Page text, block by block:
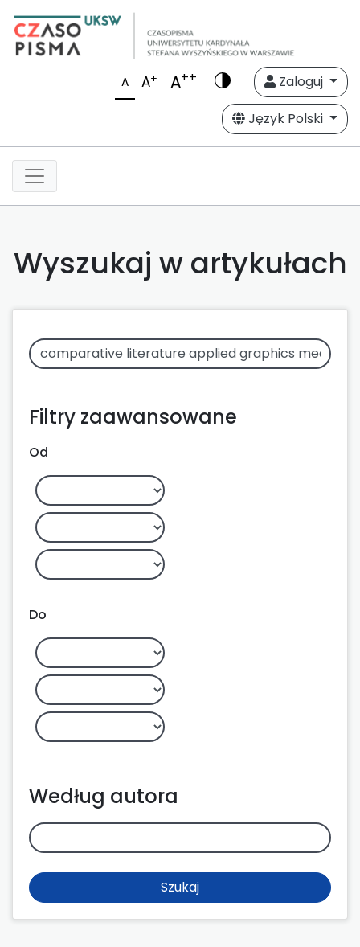
A A+ A++
Zaloguj
Język Polski
Wyszukaj w artykułach
Filtry zaawansowane
Od
Do
Według autora
Szukaj